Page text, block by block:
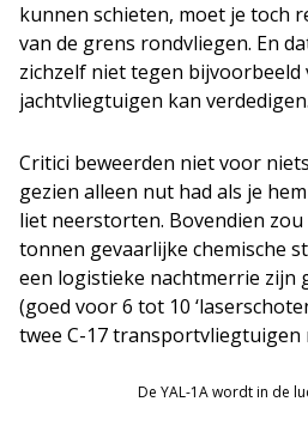
kunnen schieten, moet je toch
van de grens rondvliegen. En
zichzelf niet tegen bijvoorbeeld
jachtvliegtuigen kan verdedigen.
Critici beweerden niet voor
gezien alleen nut had als je
liet neerstorten. Bovendien
tonnen gevaarlijke chemische
een logistieke nachtmerrie zijn
(goed voor 6 tot 10
twee C-17 transportvliegtuigen
De YAL-1A wordt in de